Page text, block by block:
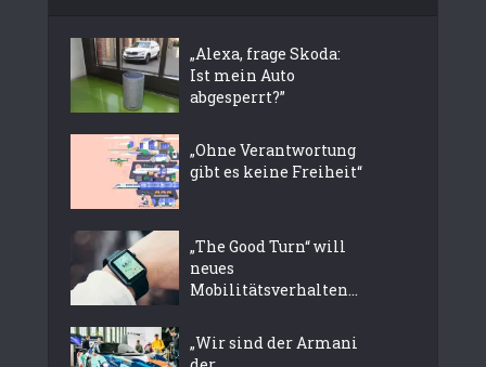
„Alexa, frage Skoda:
Ist mein Auto
abgesperrt?”
„Ohne Verantwortung
gibt es keine Freiheit“
„The Good Turn“ will
neues
Mobilitätsverhalten...
„Wir sind der Armani